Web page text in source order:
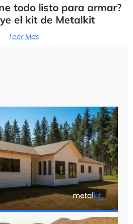
todo listo para armar?
el kit de Metalkit
Leer Mas